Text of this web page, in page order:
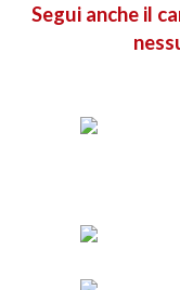
Segui anche il